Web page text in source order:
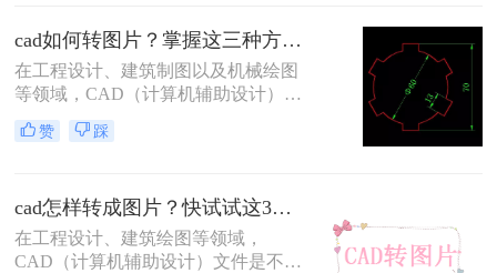
么批量转图片，快来看看这篇文章吧
cad如何转图片？掌握这三种方法就可以！
在工程设计、建筑制图以及机械绘图
等领域，CAD（计算机辅助设计）软
件被广泛应用。然而，有时我们需要
将CAD图纸转换为图片格式，以便于
片不仅可以确保图纸的清晰度和准确
性，还能方便地进行编辑和传输。那
么CAD如何转图片呢？本文将详细介
赞 踩
cad怎样转成图片？快试试这3个方法！一学就会！
在工程设计、建筑绘图等领域，
CAD（计算机辅助设计）文件是不可